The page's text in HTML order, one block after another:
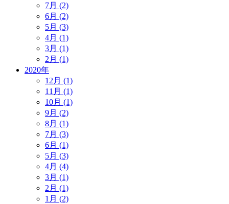
7月 (2)
6月 (2)
5月 (3)
4月 (1)
3月 (1)
2月 (1)
2020年
12月 (1)
11月 (1)
10月 (1)
9月 (2)
8月 (1)
7月 (3)
6月 (1)
5月 (3)
4月 (4)
3月 (1)
2月 (1)
1月 (2)